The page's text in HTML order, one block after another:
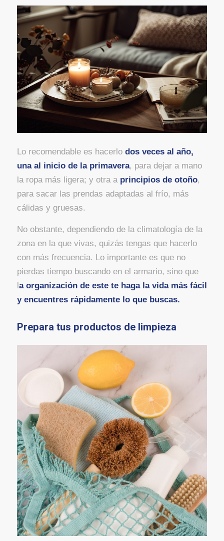
Lo recomendable es hacerlodos veces al año,
una al inicio de la primavera, para dejar a mano
la ropa más ligera; y otra a principios de otoño,
para sacar las prendas adaptadas al frío, más
cálidas y gruesas.
No obstante, dependiendo de la climatología de la
zona en la que vivas, quizás tengas que hacerlo
con más frecuencia. Lo importante es que no
pierdas tiempo buscando en el armario, sino que
la organización de este te haga la vida más fácil
y encuentres rápidamente lo que buscas.
Prepara tus productos de limpieza